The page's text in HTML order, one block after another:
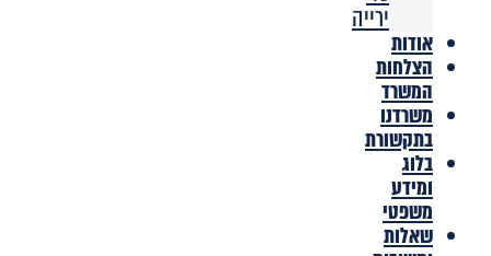
ירייה
אודות
הצלחות
המשרד
משרדנו
בתקשורת
בלוג
ומידע
משפטי
שאלות